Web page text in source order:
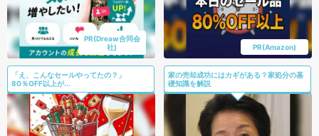
PR(Dreaw合同会
社)
PR(Amazon)
「え、こんなセールやってたの？」
80％OFF以上が...
家の売却成功にはカギがある？家処分の基
礎知識を解説